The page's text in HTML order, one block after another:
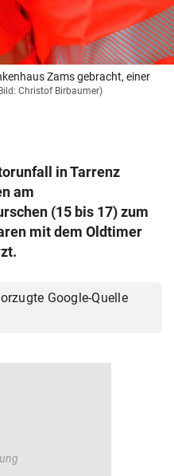
2026
Zams gebracht, einer
Christof Birbaumer)
in Tarrenz
am
(15 bis 17) zum
mit dem Oldtimer
Google-Quelle